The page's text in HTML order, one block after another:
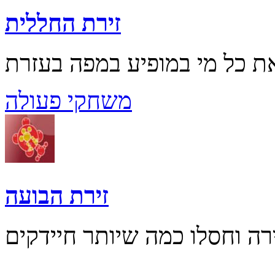
זירת החללית
משחקי פעולה
זירת הבועה